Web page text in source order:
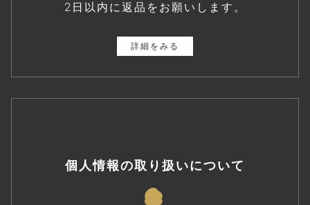
2日以内に返品をお願いします。
詳細をみる
個人情報の取り扱いについて